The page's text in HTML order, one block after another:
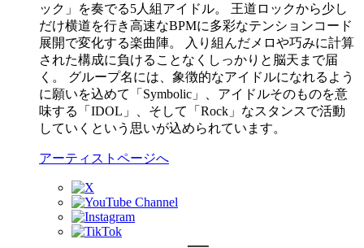
ック」を奏でる5人組アイドル。 王道ロックから少し
だけ横道を行き高速なBPMに多彩なテンションコード
展開で変化する楽曲陣。 入り組んだメロや巧みに計算
された構成に負けることなくしっかりと脳天まで届
く。 グループ名には、象徴的なアイドルになれるよう
に願いを込めて「Symbolic」、アイドルそのものを意
味する「IDOL」、そして「Rock」なスタンスで活動
していくという思いが込められています。
アーティストページへ